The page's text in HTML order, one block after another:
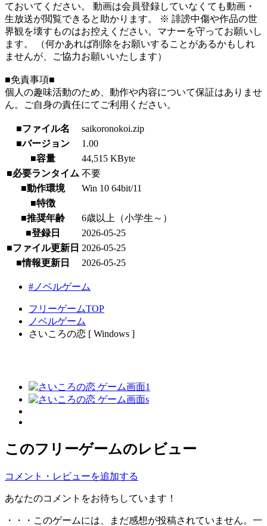
ておいてください。 動画は会員登録していなくても動画・
生放送が閲覧できると助かります。 ※ 誹謗中傷や作品の世
界観を壊すものはお控えください。マナーを守ってお願いし
ます。 （何かあれば削除をお願いすることがあるかもしれ
ませんが、ご協力お願いいたします）
■免責事項■
個人の趣味活動のため、動作や内容について保証はありませ
ん。ご自身の責任にてご利用ください。
■ファイル名
saikoronokoi.zip
■バージョン
1.00
■容量
44,515 KByte
■必要ランタイム 不要
■動作環境
Win 10 64bit/11
■特徴
■推奨年齢
6歳以上（小学生～）
■登録日
2026-05-25
■ファイル更新日 2026-05-25
■情報更新日
2026-05-25
#ノベルゲーム
フリーゲームTOP
ノベルゲーム
さいころの恋 [ Windows ]
このフリーゲームのレビュー
コメント・レビューを追加する
あなたのコメントをお待ちしています！
・・・このゲームには、まだ感想が投稿されていません。一